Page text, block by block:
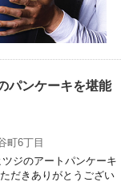
パンケーキを堪能
町6丁目
ジのアートパンケーキ
だきありがとうござい